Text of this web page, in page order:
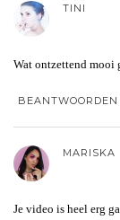
TINI
Wat ontzettend mooi
BEANTWOORDEN
MARISKA
Je video is heel erg